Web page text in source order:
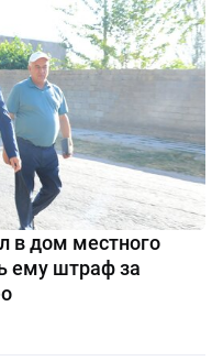
в дом местного
ему штраф за